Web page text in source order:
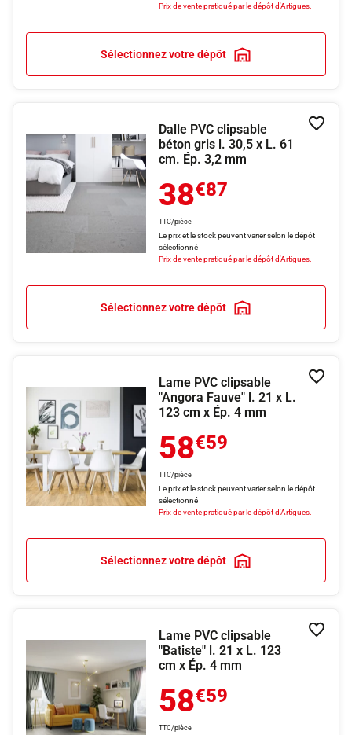
Prix de vente pratiqué par le dépôt d'Artigues.
Sélectionnez votre dépôt
Dalle PVC clipsable
béton gris l. 30,5 x L. 61
cm. Ép. 3,2 mm
38€87
TTC/pièce
Le prix et le stock peuvent varier selon le dépôt
sélectionné
Prix de vente pratiqué par le dépôt d'Artigues.
Sélectionnez votre dépôt
Lame PVC clipsable
"Angora Fauve" l. 21 x L.
123 cm x Ép. 4 mm
58€59
TTC/pièce
Le prix et le stock peuvent varier selon le dépôt
sélectionné
Prix de vente pratiqué par le dépôt d'Artigues.
Sélectionnez votre dépôt
Lame PVC clipsable
"Batiste" l. 21 x L. 123
cm x Ép. 4 mm
58€59
TTC/pièce